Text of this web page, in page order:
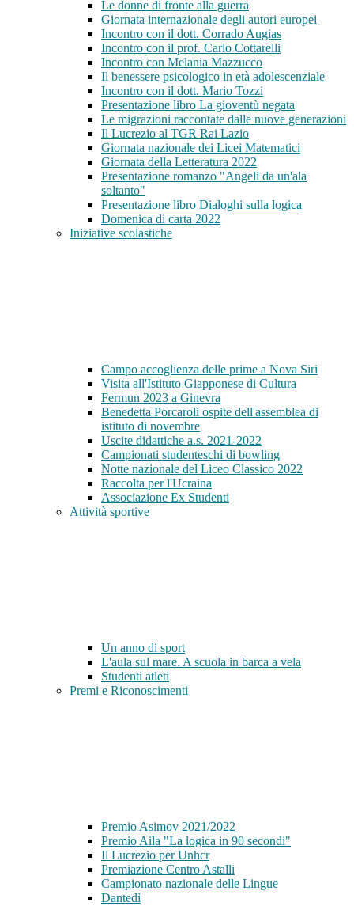
Le donne di fronte alla guerra
Giornata internazionale degli autori europei
Incontro con il dott. Corrado Augias
Incontro con il prof. Carlo Cottarelli
Incontro con Melania Mazzucco
Il benessere psicologico in età adolescenziale
Incontro con il dott. Mario Tozzi
Presentazione libro La gioventù negata
Le migrazioni raccontate dalle nuove generazioni
Il Lucrezio al TGR Rai Lazio
Giornata nazionale dei Licei Matematici
Giornata della Letteratura 2022
Presentazione romanzo "Angeli da un'ala
soltanto"
Presentazione libro Dialoghi sulla logica
Domenica di carta 2022
Iniziative scolastiche
Campo accoglienza delle prime a Nova Siri
Visita all'Istituto Giapponese di Cultura
Fermun 2023 a Ginevra
Benedetta Porcaroli ospite dell'assemblea di
istituto di novembre
Uscite didattiche a.s. 2021-2022
Campionati studenteschi di bowling
Notte nazionale del Liceo Classico 2022
Raccolta per l'Ucraina
Associazione Ex Studenti
Attività sportive
Un anno di sport
L'aula sul mare. A scuola in barca a vela
Studenti atleti
Premi e Riconoscimenti
Premio Asimov 2021/2022
Premio Aila "La logica in 90 secondi"
Il Lucrezio per Unhcr
Premiazione Centro Astalli
Campionato nazionale delle Lingue
Dantedì